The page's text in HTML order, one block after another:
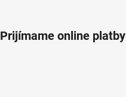
Prijímame online platby